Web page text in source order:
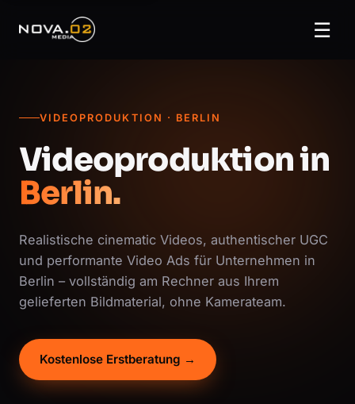
☰
VIDEOPRODUKTION · BERLIN
Videoproduktion in
Berlin.
Realistische cinematic Videos, authentischer UGC
und performante Video Ads für Unternehmen in
Berlin – vollständig am Rechner aus Ihrem
gelieferten Bildmaterial, ohne Kamerateam.
Kostenlose Erstberatung →